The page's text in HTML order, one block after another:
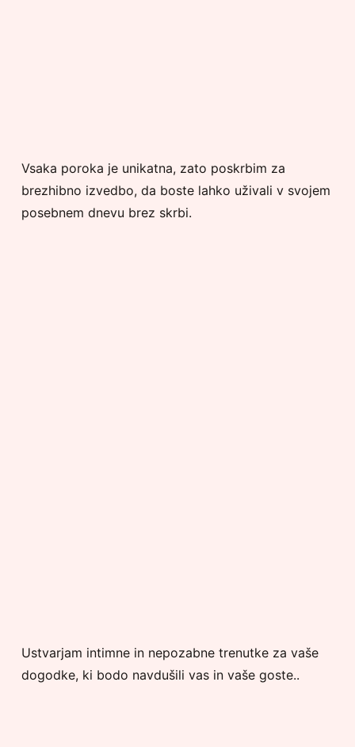
Vsaka poroka je unikatna, zato poskrbim za
brezhibno izvedbo, da boste lahko uživali v svojem
posebnem dnevu brez skrbi.
Ustvarjam intimne in nepozabne trenutke za vaše
dogodke, ki bodo navdušili vas in vaše goste..